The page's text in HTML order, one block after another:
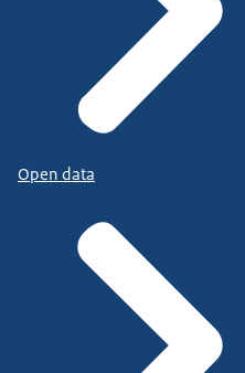
Open data